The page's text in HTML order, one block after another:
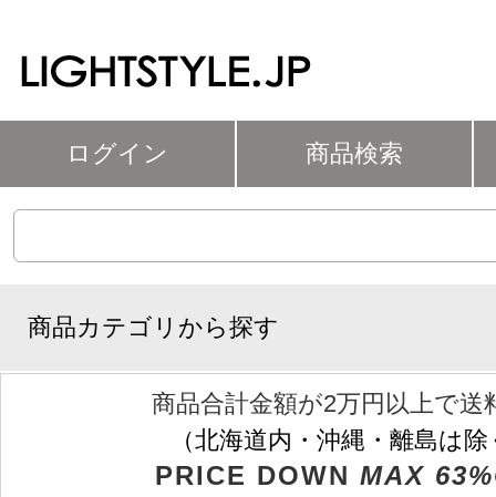
ログイン 商品検索
商品カテゴリから探す
商品合計金額が2万円以上で送
（北海道内・沖縄・離島は
PRICE DOWN MAX